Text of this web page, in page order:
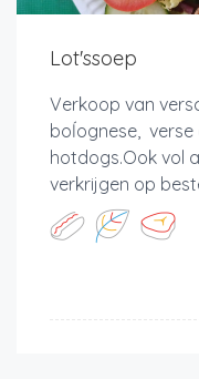
Lot'ssoep
Verkoop van
boĺognese, verse
hotdogs.Ook vol
verkrijgen op